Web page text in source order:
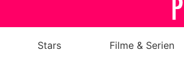
Stars Filme & Serien